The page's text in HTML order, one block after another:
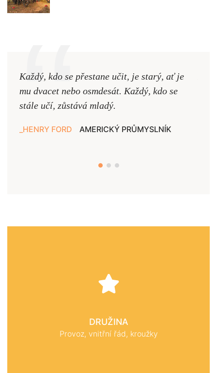
Každý, kdo se přestane učit, je starý, ať je
mu dvacet nebo osmdesát. Každý, kdo se
stále učí, zůstává mladý.
HENRY FORD AMERICKÝ PRŮMYSLNÍK
DRUŽINA
Provoz, vnitřní řád, kroužky